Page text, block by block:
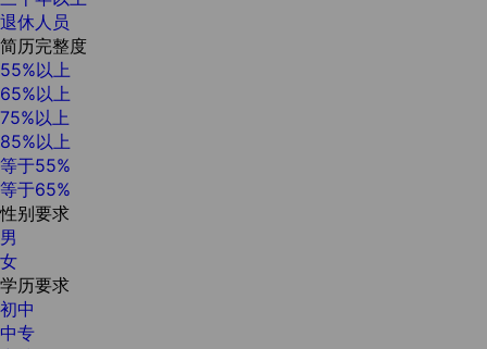
退休人员
简历完整度
55%以上
65%以上
75%以上
85%以上
等于55%
等于65%
性别要求
男
女
学历要求
初中
中专